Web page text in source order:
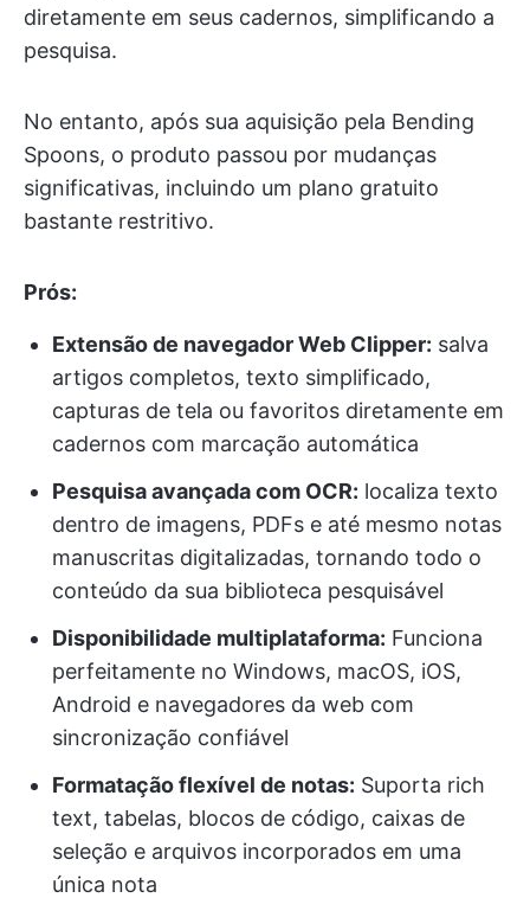
diretamente em seus cadernos, simplificando a
pesquisa.
No entanto, após sua aquisição pela Bending
Spoons, o produto passou por mudanças
significativas, incluindo um plano gratuito
bastante restritivo.
Prós:
Extensão de navegador Web Clipper: salva
artigos completos, texto simplificado,
capturas de tela ou favoritos diretamente em
cadernos com marcação automática
Pesquisa avançada com OCR: localiza texto
dentro de imagens, PDFs e até mesmo notas
manuscritas digitalizadas, tornando todo o
conteúdo da sua biblioteca pesquisável
Disponibilidade multiplataforma: Funciona
perfeitamente no Windows, macOS, iOS,
Android e navegadores da web com
sincronização confiável
Formatação flexível de notas: Suporta rich
text, tabelas, blocos de código, caixas de
seleção e arquivos incorporados em uma
única nota